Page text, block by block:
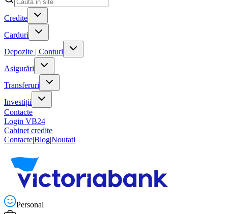
Credite
Carduri
Depozite | Conturi
Asigurări
Transferuri
Investiții
Contacte
Login VB24
Cabinet credite
Contacte|Blog|Noutati
Personal